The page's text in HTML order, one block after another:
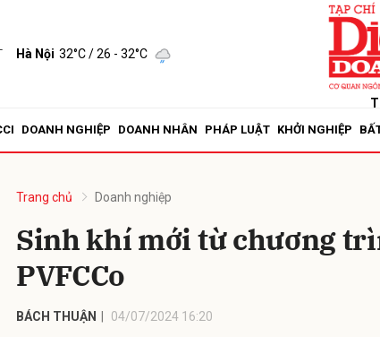
Hà Nội 32°C/ 26 - 32°C
DOANH NGHIỆP DOANH NHÂN PHÁP LUẬT KHỞI NGHIỆP
Trang chủ Doanh nghiệp
Sinh khí mới từ chương
PVFCCo
BÁCH THUẬN 04/07/2024 16:20